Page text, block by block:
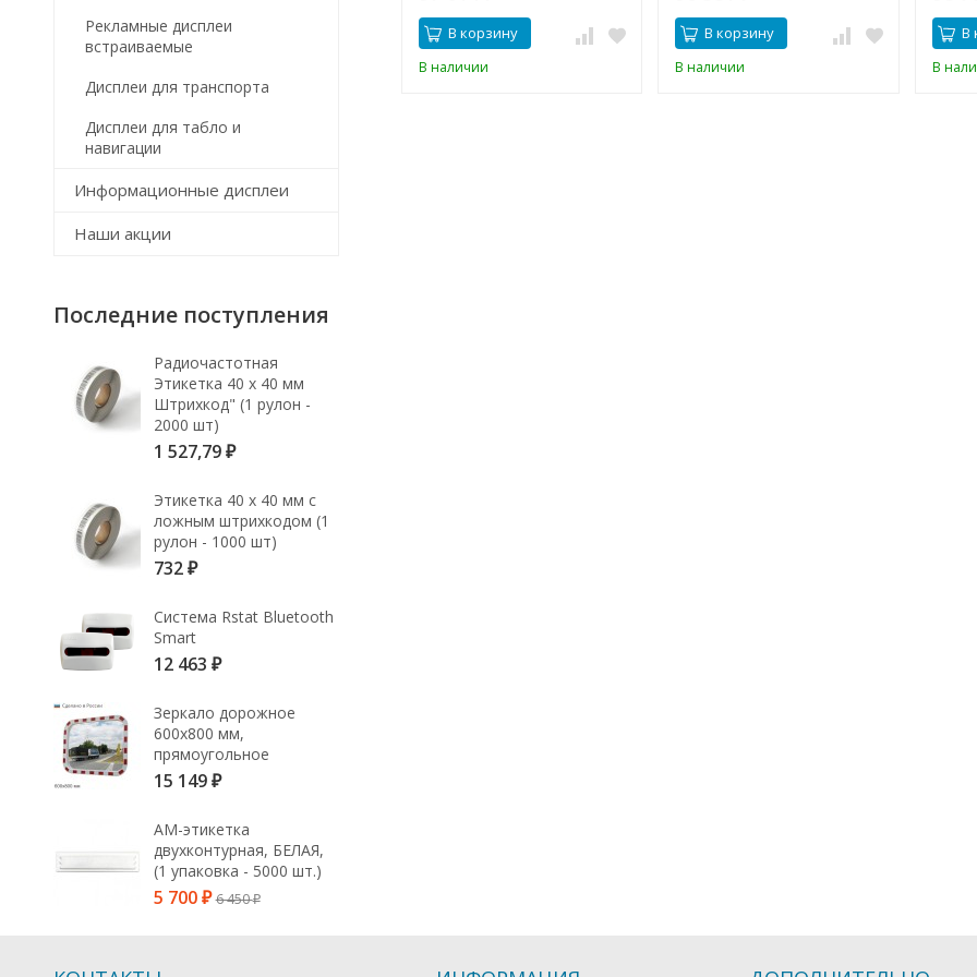
В корзину
В наличии
В корзину
В наличии
В
В
Рекламные дисплеи
встраиваемые
Дисплеи для транспорта
Дисплеи для табло и
навигации
Информационные дисплеи
Наши акции
Последние поступления
Радиочастотная
Этикетка 40 х 40 мм
Штрихкод" (1 рулон -
2000 шт)
1 527,79 ₽
Этикетка 40 х 40 мм с
ложным штрихкодом (1
рулон - 1000 шт)
732 ₽
Система Rstat Bluetooth
Smart
12 463 ₽
Зеркало дорожное
600х800 мм,
прямоугольное
15 149 ₽
АМ-этикетка
двухконтурная, БЕЛАЯ,
(1 упаковка - 5000 шт.)
5 700 ₽ 6 450₽